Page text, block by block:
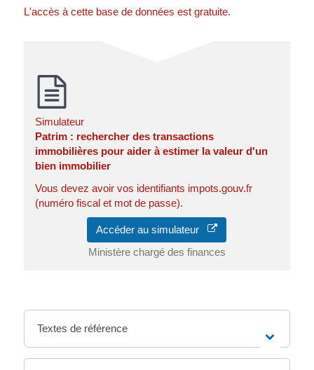
L'accès à cette base de données est gratuite.
Simulateur
Patrim : rechercher des transactions
immobilières pour aider à estimer la valeur d'un
bien immobilier
Vous devez avoir vos identifiants impots.gouv.fr
(numéro fiscal et mot de passe).
Accéder au simulateur
Ministère chargé des finances
Textes de référence